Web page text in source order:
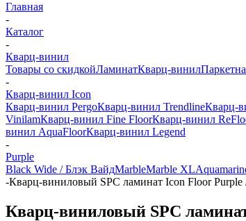
Главная
-
Каталог
-
Кварц-винил
Товары со скидкойЛаминатКварц-винил
-
Кварц-винил Icon
Кварц-винил PergoКварц-винил TrendlineКварц-
VinilamКварц-винил Fine FloorКварц-винил
винил AquaFloorКварц-винил Legend
-
Purple
Black Wide / Блэк ВайдMarbleMarble XL
-Кварц-виниловый SPC ламинат Icon Floor
Кварц-виниловый SPC